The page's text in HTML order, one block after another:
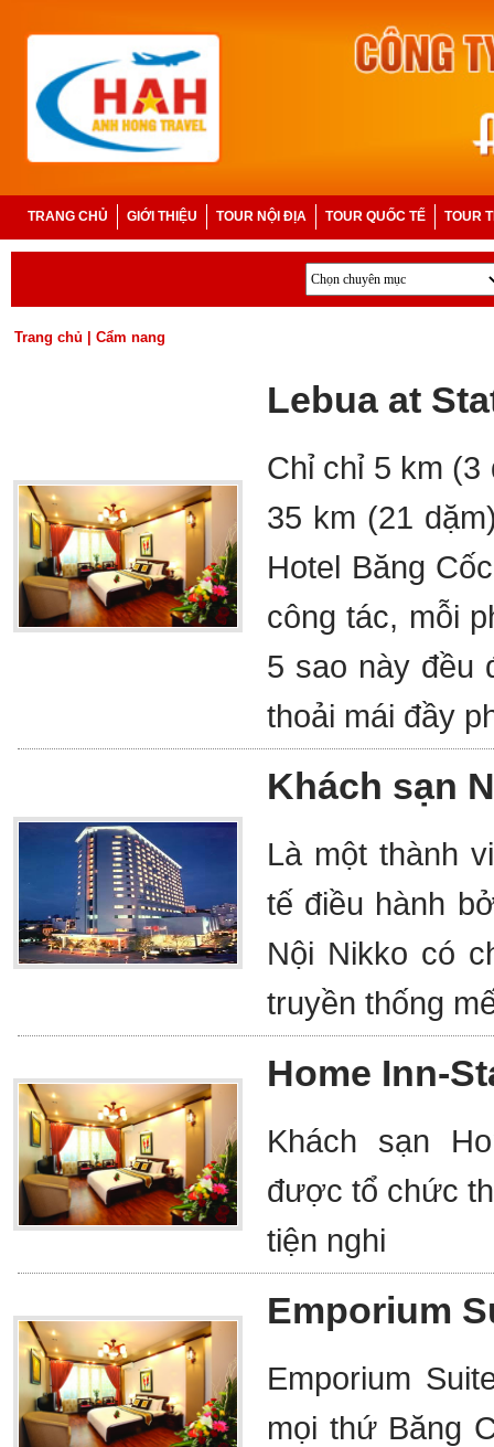
TRANG CHỦ GIỚI THIỆU TOUR NỘI ĐỊA TOUR QUỐC TẾ TOUR
Trang chủ Cẩm nang
Lebua at
Chỉ chỉ 5 km (3
35 km (21
Hotel Băng
công tác, mỗi
5 sao này đều
thoải mái đầy
Khách sạn
Là một thành
tế điều hành
Nội Nikko có
truyền thống
Home Inn-
Khách sạn
được tổ chức
tiện nghi
Emporium
Emporium
mọi thứ Băng